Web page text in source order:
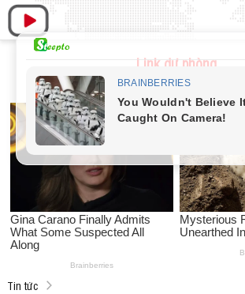
Link dự phòng
Tin tức